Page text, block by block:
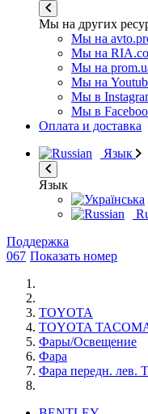
Мы на других
Мы на
Мы на
Мы на
Мы на
Мы в
Мы в
Оплата и доставка
Язык
Язык
Поддержка
067 Показать номер
TOYOTA
TOYOTA
Фары/Освещение
Фара
Фара передн. лев.